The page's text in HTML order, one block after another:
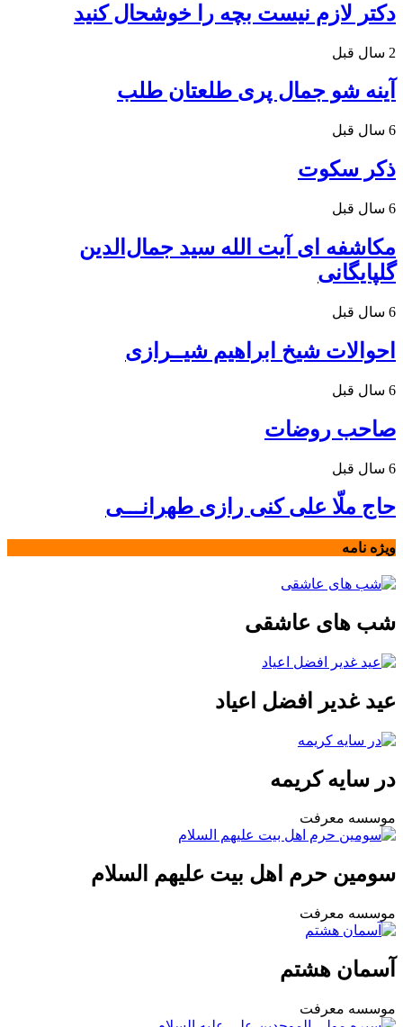
دکتر لازم نیست بچه را خوشحال کنید
2 سال قبل
آینه شو جمال پری طلعتان طلب
6 سال قبل
ذکر سکوت
6 سال قبل
مکاشفه ای آیت الله سید جمال‌الدین
گلپایگانی
6 سال قبل
احوالات شیخ ابراهیم شیــرازی
6 سال قبل
صاحب روضات
6 سال قبل
حاج ملّا علی کنی رازی طهرانـــی
ویژه نامه
شب های عاشقی
عید غدیر افضل اعیاد
در سایه کریمه
موسسه معرفت
سومین حرم اهل بیت علیهم السلام
موسسه معرفت
آسمان هشتم
موسسه معرفت